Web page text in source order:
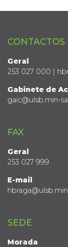
CONTACTOS
Geral
253 027 000 |
Gabinete de
gaic@ulsb.min-
FAX
Geral
253 027 999
E-mail
SEDE
Morada